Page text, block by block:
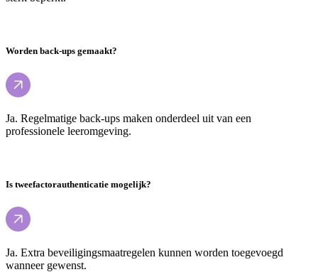
Worden back-ups gemaakt?
Ja. Regelmatige back-ups maken onderdeel uit van een
professionele leeromgeving.
Is tweefactorauthenticatie mogelijk?
Ja. Extra beveiligingsmaatregelen kunnen worden toegevoegd
wanneer gewenst.